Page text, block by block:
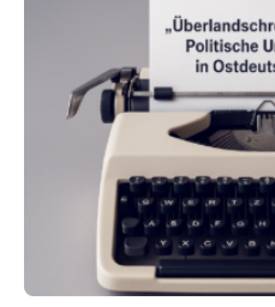
2025 sorgt der Fall Brosius-
Schlagzeilen.Das
EKD hat untersucht, wie
wirklich über
wie sich ihre Haltung je
Bildung unterscheidet.
Eufinger und Dr. Kristin